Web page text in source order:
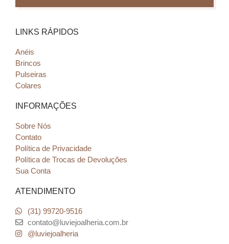
LINKS RÁPIDOS
Anéis
Brincos
Pulseiras
Colares
INFORMAÇÕES
Sobre Nós
Contato
Política de Privacidade
Política de Trocas de Devoluções
Sua Conta
ATENDIMENTO
(31) 99720-9516
contato@luviejoalheria.com.br
@luviejoalheria